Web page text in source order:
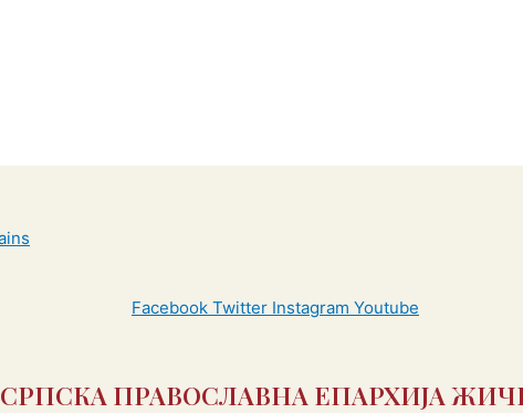
Facebook Twitter Instagram Youtube
СРПСКА ПРАВОСЛАВНА ЕПАРХИЈА